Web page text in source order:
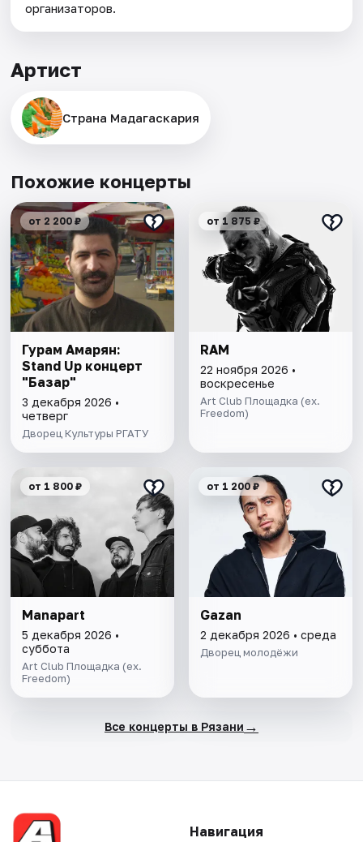
организаторов.
Артист
Страна Мадагаскария
Похожие концерты
от 2 200 ₽
Гурам Амарян:
Stand Up концерт
"Базар"
3 декабря 2026 •
четверг
Дворец Культуры РГАТУ
от 1 875 ₽
RAM
22 ноября 2026 •
воскресенье
Art Club Площадка (ex.
Freedom)
от 1 800 ₽
Manapart
5 декабря 2026 •
суббота
Art Club Площадка (ex.
Freedom)
от 1 200 ₽
Gazan
2 декабря 2026 • среда
Дворец молодёжи
Все концерты в Рязани →
Навигация